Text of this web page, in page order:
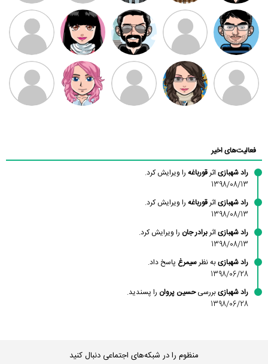
مهدی فرهمند مهدی سلطانی داود رضیی
طرفدار میلی
بابی براون
کیوان کیانی
سامان راحمی امیردلتا امیروو ملیکا منتظری عارفه داستانپور
فعالیت‌های اخیر
راد شهبازی اثرقورباغه را ویرایش کرد.
1398/08/13
راد شهبازی اثرقورباغه را ویرایش کرد.
1398/08/13
راد شهبازی اثربرادر جان را ویرایش کرد.
1398/08/13
راد شهبازیبه نظرسیمرغ پاسخ داد.
1398/06/28
راد شهبازیبررسیحسین پروان را پسندید.
1398/06/28
منظوم را در شبکه‌های اجتماعی دنبال کنید